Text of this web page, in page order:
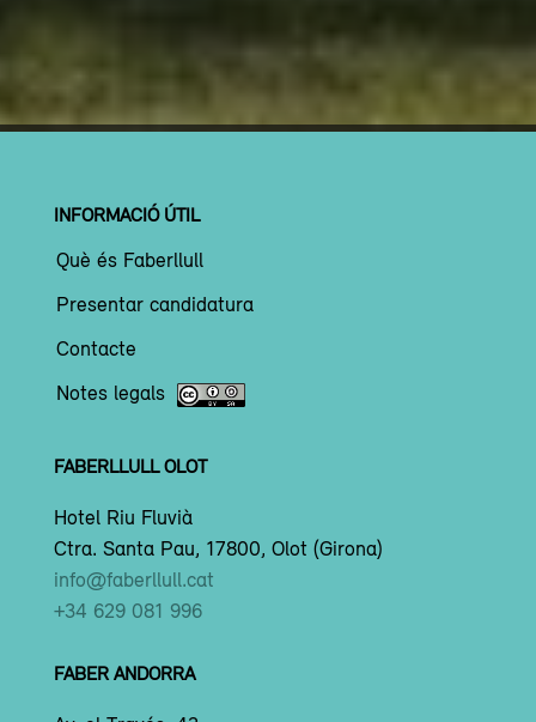
INFORMACIÓ ÚTIL
Què és Faberllull
Presentar candidatura
Contacte
Notes legals
FABERLLULL OLOT
Hotel Riu Fluvià
Ctra. Santa Pau, 17800, Olot (Girona)
info@faberllull.cat
+34 629 081 996
FABER ANDORRA